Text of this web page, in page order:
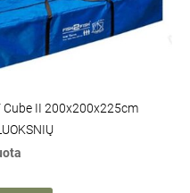
II 200x200x225cm